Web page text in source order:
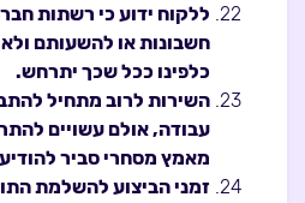
ללקוח ידוע כי רשתות
חשבונות או להשעותם
כלפינו ככל שכך יתרחש.
עבודה, אולם עשויים
מאמץ מסחרי סביר
זמני הביצוע להשלמת